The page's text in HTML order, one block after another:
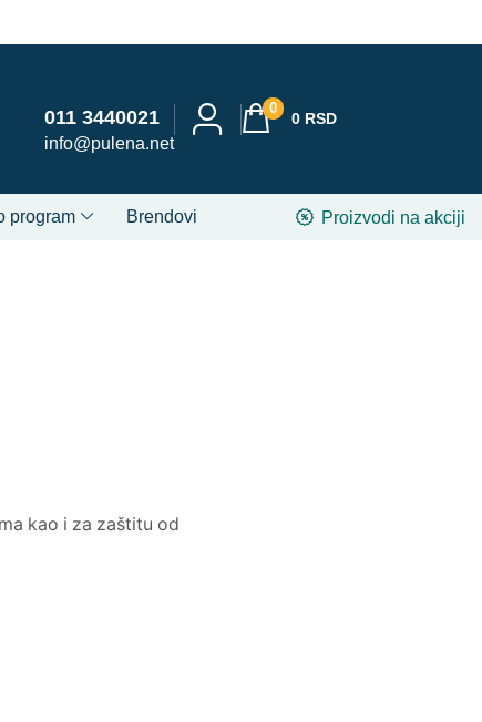
011 3440021
info@pulena.net
0
0 RSD
program Brendovi Proizvodi na akciji
kao i za zaštitu od